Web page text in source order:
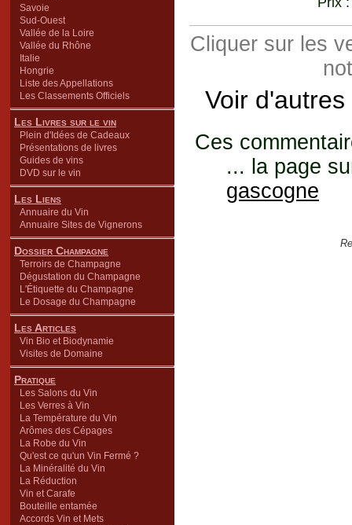
Savoie
Sud-Ouest
Vallée de la Loire
Vallée du Rhône
Italie
Hongrie
Liste des Appellations
Les Classements Officiels
Les Livres sur le vin
Plein d'Idées de Cadeaux
Présentations de livres
Guides de vins
DVD sur le vin
Les Liens
Annuaire du Vin
Annuaire Sites de Vignerons
Dossier Champagne
Terroirs de Champagne
Dégustation du Champagne
L'Étiquette du Champagne
Le Dosage du Champagne
Les Articles
Vin Bio et Biodynamie
Visites de Domaine
Pratique
Les Salons du Vin
Les Verres à Vin
La Température du Vin
Arômes des Cépages
La Robe du Vin
Qu'est ce qu'un Vin Fermé ?
La Minéralité du Vin
La Réduction
Vin et Carafe
Bouteille entamée
Accords Vin et Mets
Cliquer sur les
Voir
Ces
... la page
gascogne